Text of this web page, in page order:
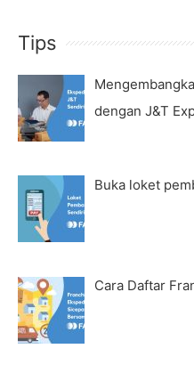
Tips
dengan J&T
Buka loket
Cara Daftar